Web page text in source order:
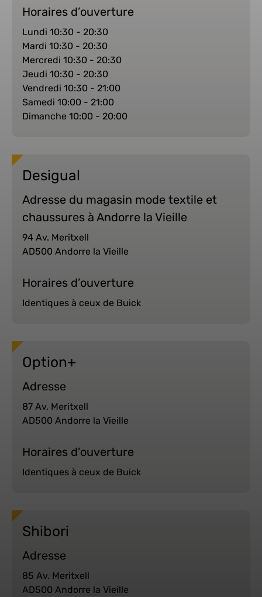
Horaires d’ouverture
Lundi 10:30 - 20:30
Mardi 10:30 - 20:30
Mercredi 10:30 - 20:30
Jeudi 10:30 - 20:30
Vendredi 10:30 - 21:00
Samedi 10:00 - 21:00
Dimanche 10:00 - 20:00
Desigual
Adresse du magasin mode textile et
chaussures à Andorre la Vieille
94 Av. Meritxell
AD500 Andorre la Vieille
Horaires d’ouverture
Identiques à ceux de Buick
Option+
Adresse
87 Av. Meritxell
AD500 Andorre la Vieille
Horaires d’ouverture
Identiques à ceux de Buick
Shibori
Adresse
85 Av. Meritxell
AD500 Andorre la Vieille